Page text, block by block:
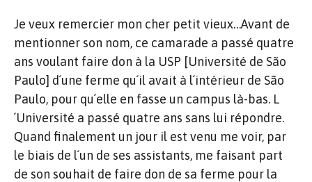
Je veux remercier mon cher petit vieux…Avant de
mentionner son nom, ce camarade a passé quatre
ans voulant faire don à la USP [Université de São
Paulo] d´une ferme qu´il avait à l´intérieur de São
Paulo, pour qu´elle en fasse un campus là-bas. L
´Université a passé quatre ans sans lui répondre.
Quand finalement un jour il est venu me voir, par
le biais de l´un de ses assistants, me faisant part
de son souhait de faire don de sa ferme pour la